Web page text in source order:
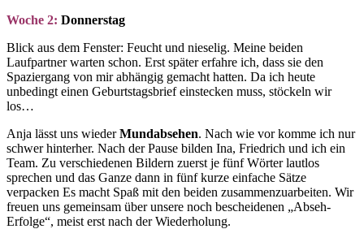
Woche 2: Donnerstag
Blick aus dem Fenster: Feucht und nieselig. Meine beiden
Laufpartner warten schon. Erst später erfahre ich, dass sie den
Spaziergang von mir abhängig gemacht hatten. Da ich heute
unbedingt einen Geburtstagsbrief einstecken muss, stöckeln wir
los…
Anja lässt uns wiederMundabsehen. Nach wie vor komme ich nur
schwer hinterher. Nach der Pause bilden Ina, Friedrich und ich ein
Team. Zu verschiedenen Bildern zuerst je fünf Wörter lautlos
sprechen und das Ganze dann in fünf kurze einfache Sätze
verpacken Es macht Spaß mit den beiden zusammenzuarbeiten. Wir
freuen uns gemeinsam über unsere noch bescheidenen „Abseh-
Erfolge“, meist erst nach der Wiederholung.